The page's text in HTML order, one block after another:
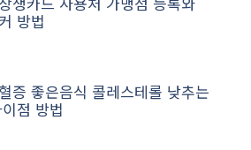
방법
증 좋은음식 콜레스테롤 낮추는
점 방법